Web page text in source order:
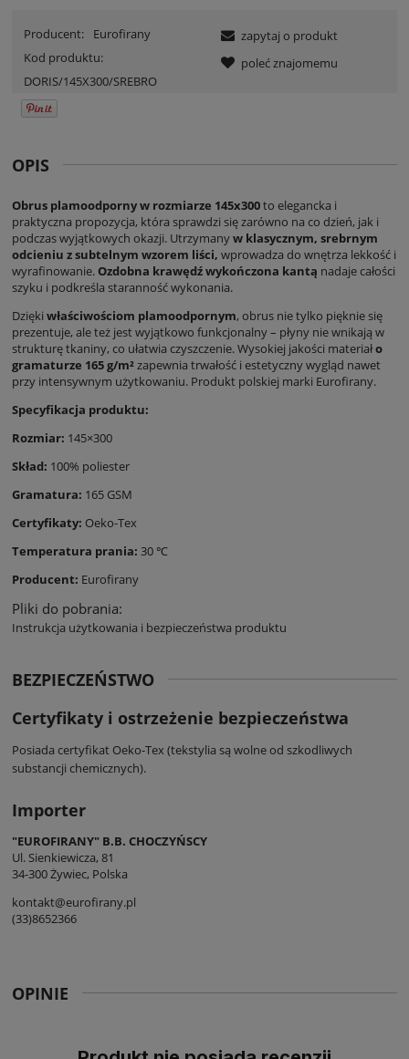
Producent:
Eurofirany
Kod produktu:
DORIS/145X300/SREBRO
zapytaj o produkt
poleć znajomemu
OPIS
Obrus plamoodporny w rozmiarze 145x300to elegancka i
praktyczna propozycja, która sprawdzi się zarówno na co dzień, jak i
podczas wyjątkowych okazji. Utrzymanyw klasycznym, srebrnym
odcieniu z subtelnym wzorem liści, wprowadza do wnętrza lekkość i
wyrafinowanie. Ozdobna krawędź wykończona kantą nadaje całości
szyku i podkreśla staranność wykonania.
Dzięki właściwościom plamoodpornym, obrus nie tylko pięknie się
prezentuje, ale też jest wyjątkowo funkcjonalny – płyny nie wnikają w
strukturę tkaniny, co ułatwia czyszczenie. Wysokiej jakości materiało
gramaturze 165 g/m² zapewnia trwałość i estetyczny wygląd nawet
przy intensywnym użytkowaniu. Produkt polskiej marki Eurofirany.
Specyfikacja produktu:
Rozmiar: 145×300
Skład: 100% poliester
Gramatura: 165 GSM
Certyfikaty: Oeko-Tex
Temperatura prania: 30 ℃
Producent: Eurofirany
Pliki do pobrania:
Instrukcja użytkowania i bezpieczeństwa produktu
BEZPIECZEŃSTWO
Certyfikaty i ostrzeżenie bezpieczeństwa
Posiada certyfikat Oeko-Tex (tekstylia są wolne od szkodliwych
substancji chemicznych).
Importer
"EUROFIRANY" B.B. CHOCZYŃSCY
Ul. Sienkiewicza, 81
34-300 Żywiec, Polska
kontakt@eurofirany.pl
(33)8652366
OPINIE